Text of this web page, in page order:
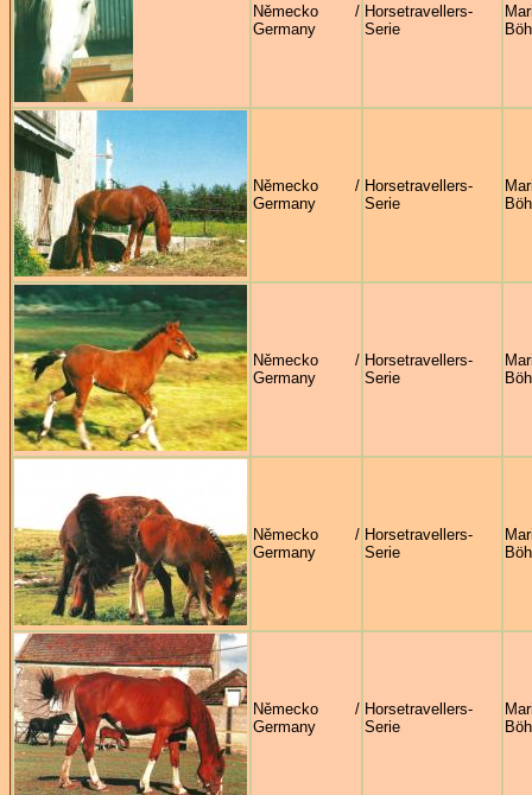
Německo /
Germany
Horsetravellers-
Serie
Německo /
Germany
Horsetravellers-
Serie
Německo /
Germany
Horsetravellers-
Serie
Německo /
Germany
Horsetravellers-
Serie
Německo /
Germany
Horsetravellers-
Serie